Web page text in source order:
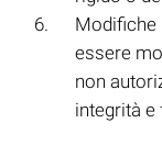
Modifiche
essere
non
integrità e